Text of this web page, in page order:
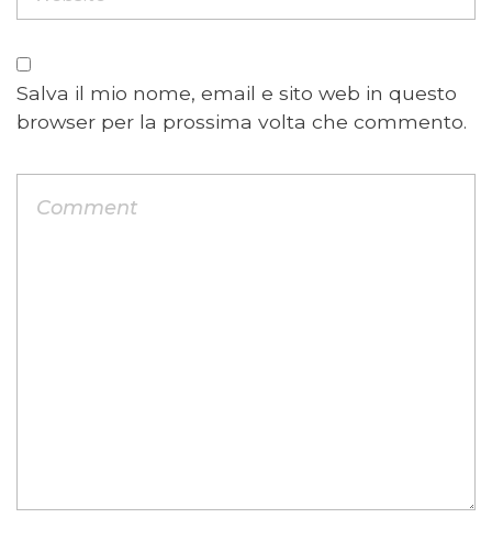
Salva il mio nome, email e sito web in questo
browser per la prossima volta che commento.